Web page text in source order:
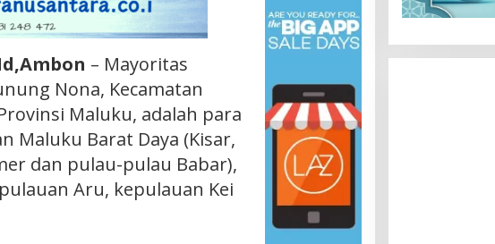
– Mayoritas
Nona, Kecamatan
Maluku, adalah para
Maluku Barat Daya (Kisar,
dan pulau-pulau Babar),
Aru, kepulauan Kei